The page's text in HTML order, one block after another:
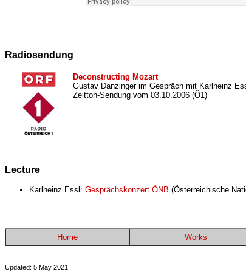
Radiosendung
Deconstructing Mozart
Gustav Danzinger im Gespräch mit Karlheinz
Zeitton-Sendung vom 03.10.2006 (Ö1)
Lecture
Karlheinz Essl: Gesprächskonzert ÖNB (Österreichische
Home Works
Updated: 5 May 2021